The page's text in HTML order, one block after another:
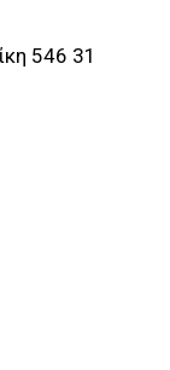
546 31